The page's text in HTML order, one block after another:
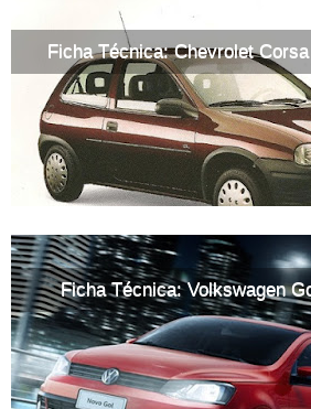
Ficha Técnica: Chevrolet
Ficha Técnica: Volkswagen